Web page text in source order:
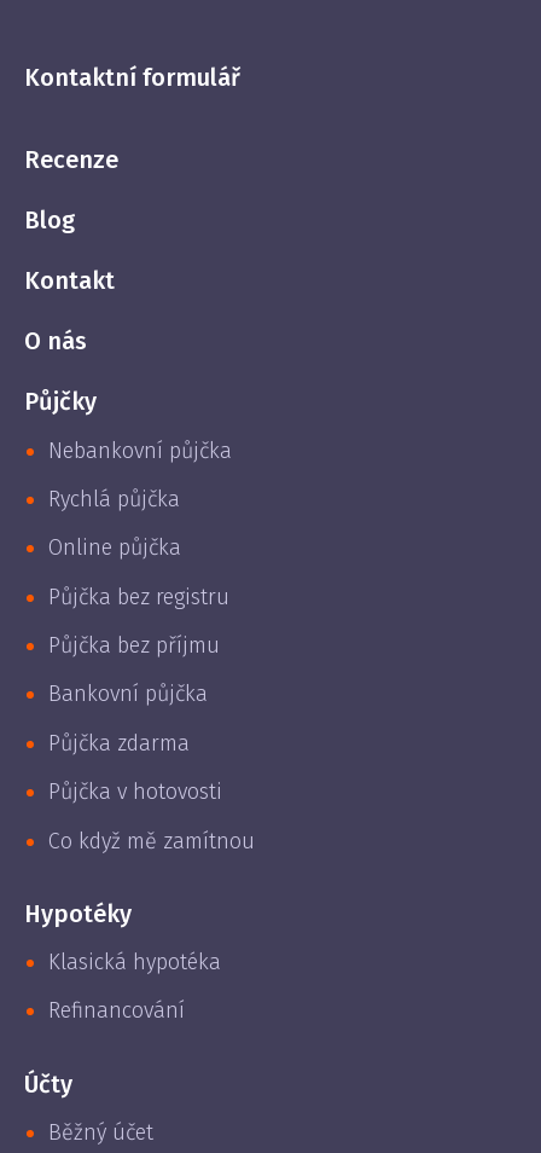
Kontaktní formulář
Recenze
Blog
Kontakt
O nás
Půjčky
Nebankovní půjčka
Rychlá půjčka
Online půjčka
Půjčka bez registru
Půjčka bez příjmu
Bankovní půjčka
Půjčka zdarma
Půjčka v hotovosti
Co když mě zamítnou
Hypotéky
Klasická hypotéka
Refinancování
Účty
Běžný účet